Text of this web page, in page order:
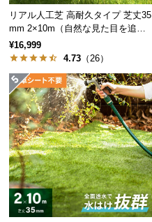
セ
ル
つ
て
保
証
に
つ
い
て
リアル人工芝 高耐久タイプ 芝丈35
mm 2×10m（自然な見た目を追
求・U字ピン付属）
¥16,999
4.73 （26）